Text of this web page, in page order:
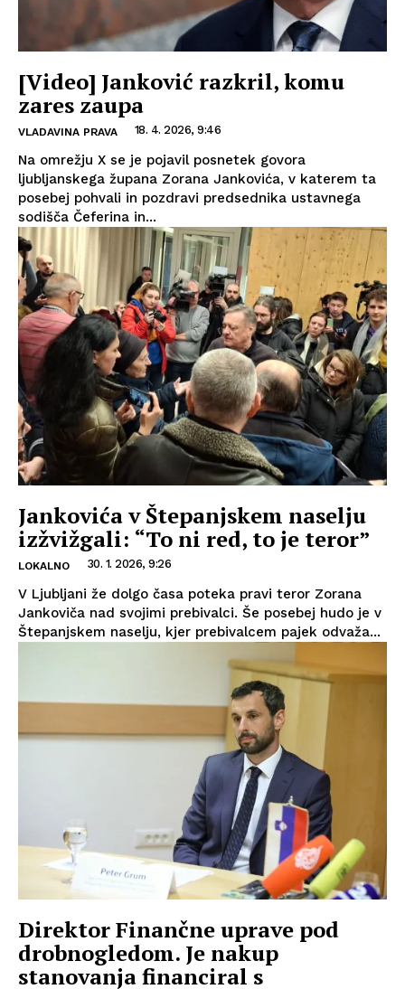
[Video] Janković razkril, komu
zares zaupa
VLADAVINA PRAVA 18. 4. 2026, 9:46
Na omrežju X se je pojavil posnetek govora
ljubljanskega župana Zorana Jankovića, v katerem ta
posebej pohvali in pozdravi predsednika ustavnega
sodišča Čeferina in...
Jankovića v Štepanjskem naselju
izžvižgali: “To ni red, to je teror”
LOKALNO 30. 1. 2026, 9:26
V Ljubljani že dolgo časa poteka pravi teror Zorana
Jankoviča nad svojimi prebivalci. Še posebej hudo je v
Štepanjskem naselju, kjer prebivalcem pajek odvaža...
Direktor Finančne uprave pod
drobnogledom. Je nakup
stanovanja financiral s